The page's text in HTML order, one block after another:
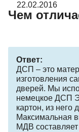
22.02.2016
Чем
Ответ:
ДСП – это
изготовления
дверей. Мы
немецкое ДСП
картон, из него
Максимальная
МДВ